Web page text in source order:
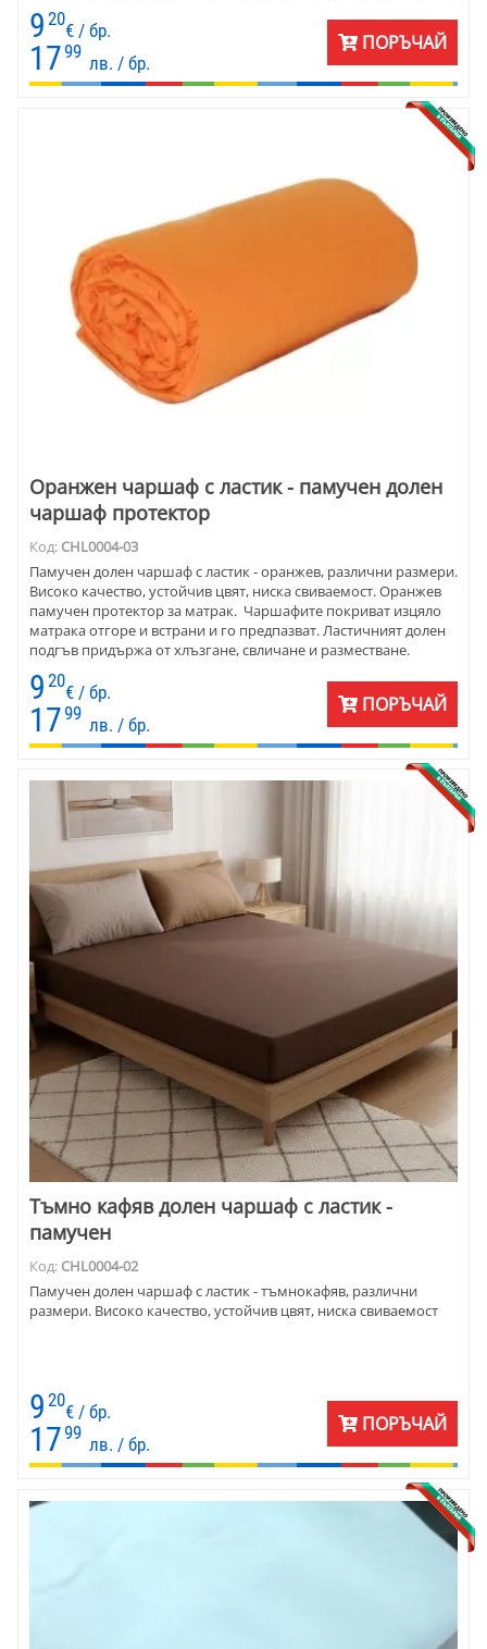
9 20
€ / бр.
1799
лв. / бр.
ПОРЪЧАЙ
Оранжен чаршаф с ластик - памучен долен
чаршаф протектор
Код: CHL0004-03
Памучен долен чаршаф с ластик - оранжев, различни размери.
Високо качество, устойчив цвят, ниска свиваемост. Оранжев
памучен протектор за матрак. Чаршафите покриват изцяло
матрака отгоре и встрани и го предпазват. Ластичният долен
подгъв придържа от хлъзгане, свличане и разместване.
9 20
€ / бр.
1799
лв. / бр.
ПОРЪЧАЙ
Тъмно кафяв долен чаршаф с ластик -
памучен
Код: CHL0004-02
Памучен долен чаршаф с ластик - тъмнокафяв, различни
размери. Високо качество, устойчив цвят, ниска свиваемост
9 20
€ / бр.
1799
лв. / бр.
ПОРЪЧАЙ